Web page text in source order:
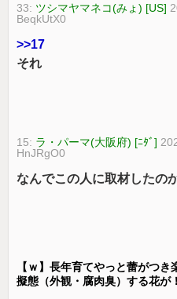
33: ツシマヤマネコ(みょ) [US]
BeqkUtX0
>>17
それ
15: ラ・パーマ(大阪府) [ﾆﾀﾞ]
HnJRgO0
なんでこの人に取材したの
【ｗ】長年育てやっと蕾がつ
擬態（外観・腐肉臭）する花が！